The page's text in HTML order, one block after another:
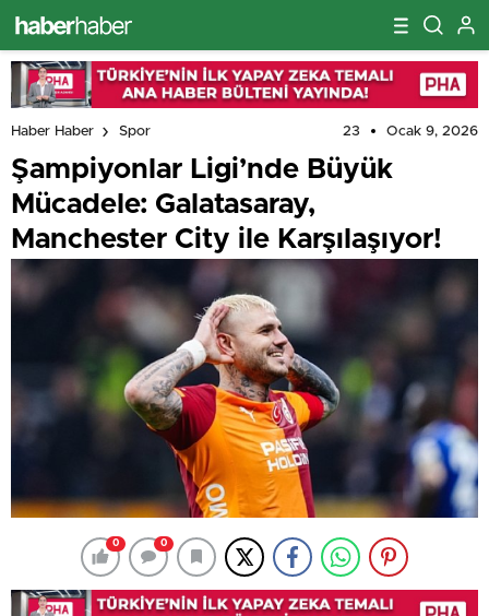
Haber Haber Spor 23 Ocak 9, 2026
Şampiyonlar Ligi’nde Büyük
Mücadele: Galatasaray,
Manchester City ile Karşılaşıyor!
0 0